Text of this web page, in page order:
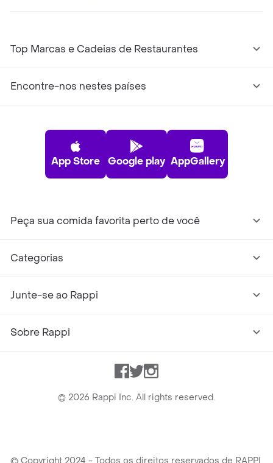
Top Marcas e Cadeias de Restaurantes
Encontre-nos nestes países
App Store Google play AppGallery
Peça sua comida favorita perto de você
Categorias
Junte-se ao Rappi
Sobre Rappi
Facebook
TwitterInstagram
© 2026 Rappi Inc. All rights reserved.